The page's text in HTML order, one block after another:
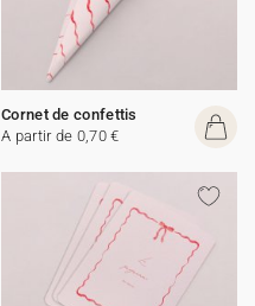
Cornet de confettis
A partir de 0,70 €